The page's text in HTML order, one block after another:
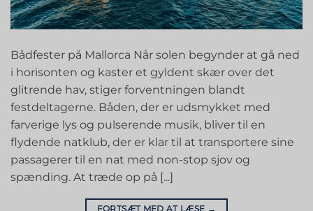
Bådfester på Mallorca Når solen begynder at gå ned
i horisonten og kaster et gyldent skær over det
glitrende hav, stiger forventningen blandt
festdeltagerne. Båden, der er udsmykket med
farverige lys og pulserende musik, bliver til en
flydende natklub, der er klar til at transportere sine
passagerer til en nat med non-stop sjov og
spænding. At træde op på [...]
FORTSÆT MED AT LÆSE →